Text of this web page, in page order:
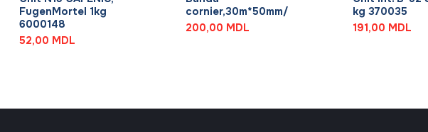
FugenMortel 1kg
6000148
52,00 MDL
cornier,30m*50mm/
200,00 MDL
kg 370035
191,00 MDL